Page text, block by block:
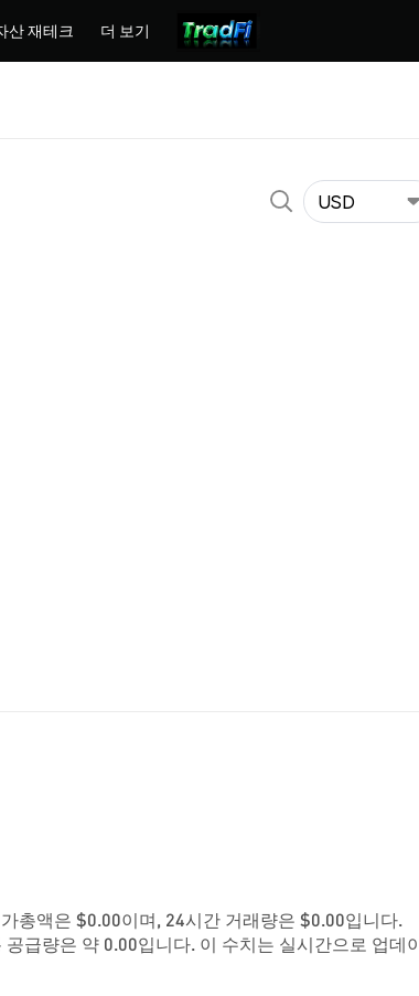
산 재테크 더 보기
USD
총액은 $0.00이며, 24시간 거래량은 $0.00입니다.
급량은 약 0.00입니다. 이 수치는 실시간으로 업데